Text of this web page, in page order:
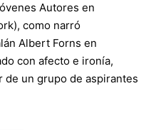
Autores en
como narró
Albert Forns en
con afecto e ironía,
de un grupo de aspirantes